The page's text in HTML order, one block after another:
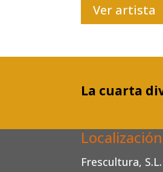
Ver artista
La cuarta
Localización
Frescultura, S.L.